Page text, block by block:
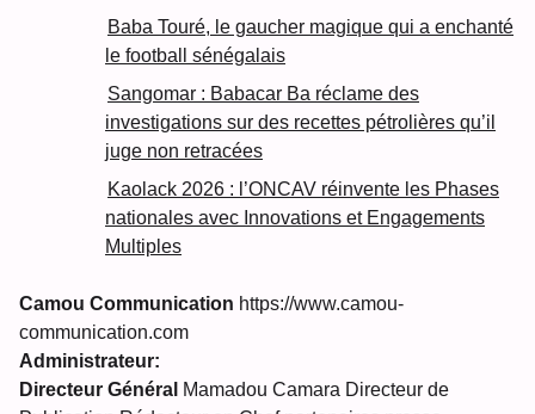
Baba Touré, le gaucher magique qui a enchanté
le football sénégalais
Sangomar : Babacar Ba réclame des
investigations sur des recettes pétrolières qu’il
juge non retracées
Kaolack 2026 : l’ONCAV réinvente les Phases
nationales avec Innovations et Engagements
Multiples
Camou Communication https://www.camou-
communication.com
Administrateur:
Directeur Général Mamadou Camara Directeur de